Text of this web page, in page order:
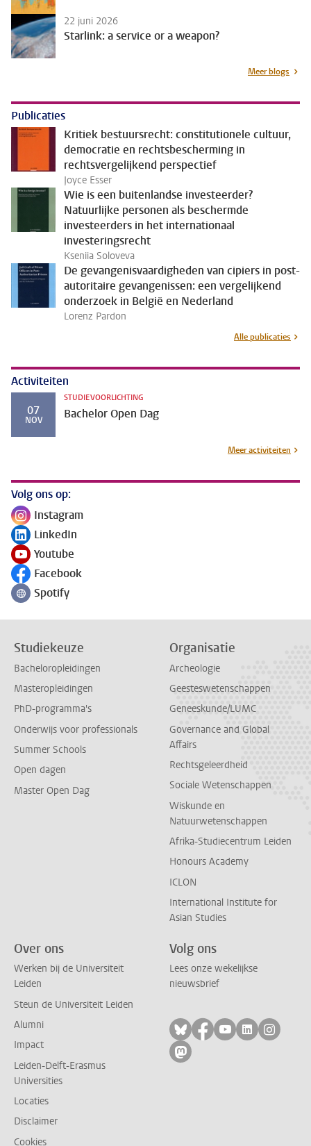
22 juni 2026
Starlink: a service or a weapon?
Meer blogs
Publicaties
Kritiek bestuursrecht: constitutionele cultuur,
democratie en rechtsbescherming in
rechtsvergelijkend perspectief
Joyce Esser
Wie is een buitenlandse investeerder?
Natuurlijke personen als beschermde
investeerders in het internationaal
investeringsrecht
Kseniia Soloveva
De gevangenisvaardigheden van cipiers in post-
autoritaire gevangenissen: een vergelijkend
onderzoek in België en Nederland
Lorenz Pardon
Alle publicaties
Activiteiten
07
NOV
STUDIEVOORLICHTING
Bachelor Open Dag
Meer activiteiten
Volg ons op:
Volg ons op
Instagram
Volg ons op
LinkedIn
Volg ons op
Youtube
Volg ons op
Facebook
Volg ons op
Spotify
Studiekeuze
Bacheloropleidingen
Masteropleidingen
PhD-programma's
Onderwijs voor professionals
Summer Schools
Open dagen
Master Open Dag
Organisatie
Archeologie
Geesteswetenschappen
Geneeskunde/LUMC
Governance and Global
Affairs
Rechtsgeleerdheid
Sociale Wetenschappen
Wiskunde en
Natuurwetenschappen
Afrika-Studiecentrum Leiden
Honours Academy
ICLON
International Institute for
Asian Studies
Over ons
Werken bij de Universiteit
Leiden
Steun de Universiteit Leiden
Alumni
Impact
Leiden-Delft-Erasmus
Universities
Locaties
Disclaimer
Cookies
Volg ons
Lees onze wekelijkse
nieuwsbrief
Volg ons op bluesky
Volg ons op
Volg ons op
Volg ons
Volg
Volg ons op mastodon